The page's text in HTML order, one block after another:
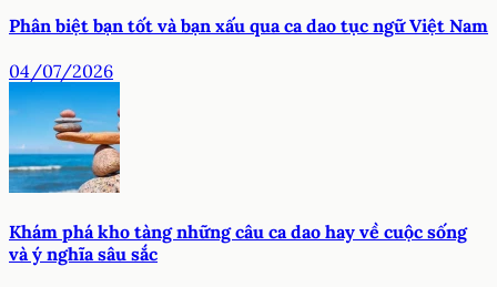
Phân biệt bạn tốt và bạn xấu qua ca dao tục ngữ Việt Nam
04/07/2026
Khám phá kho tàng những câu ca dao hay về cuộc sống
và ý nghĩa sâu sắc